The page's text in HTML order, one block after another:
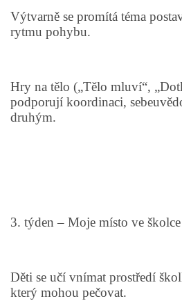
SVATÁ BARBORA 4.12.
VELIKONOCE
Výtvarně se promítá téma
rytmu pohybu.
Hry na tělo („Tělo mluví“,
podporují koordinaci,
druhým.
3. týden – Moje místo ve školce
Děti se učí vnímat prostředí
který mohou pečovat.